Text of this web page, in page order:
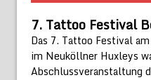
7. Tattoo Festival
Das 7. Tattoo Festival
im Neuköllner Huxleys
Abschlussveranstaltung